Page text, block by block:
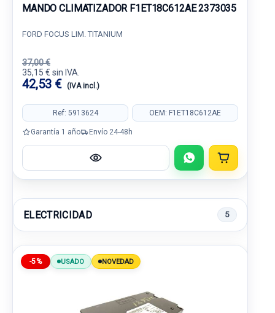
MANDO CLIMATIZADOR F1ET18C612AE 2373035
FORD FOCUS LIM. TITANIUM
37,00 €
35,15 € sin IVA.
42,53 € (IVA incl.)
Ref: 5913624 OEM: F1ET18C612AE
Garantía 1 año Envío 24-48h
ELECTRICIDAD 5
-5% USADO NOVEDAD